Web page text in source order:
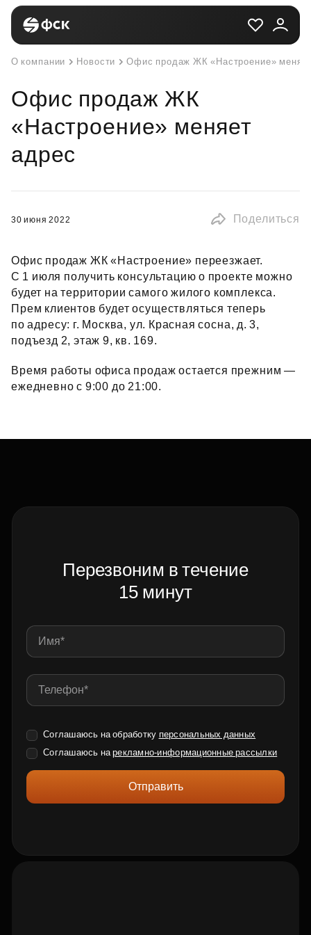
О компании Новости Офис продаж ЖК «Настроение»
Офис продаж ЖК
«Настроение» меняет
адрес
30 июня 2022 Поделиться
Офис продаж ЖК «Настроение» переезжает.
С 1 июля получить консультацию о проекте можно
будет на территории самого жилого комплекса.
Прем клиентов будет осуществляться теперь
по адресу: г. Москва, ул. Красная сосна, д. 3,
подъезд 2, этаж 9, кв. 169.
Время работы офиса продаж остается прежним —
ежедневно с 9:00 до 21:00.
Перезвоним в течение
15 минут
Соглашаюсь на обработку персональных данных
Соглашаюсь нарекламно-информационные рассылки
Отправить